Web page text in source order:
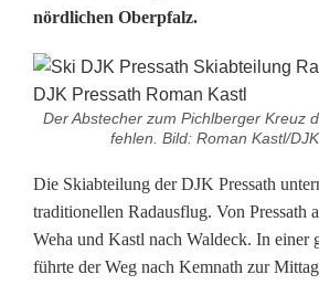
K
P
r
s
s
a
nördlichen Oberpfalz.
Der Abstecher zum Pichlberger Kreuz
fehlen. Bild: Roman Kastl/
Die Skiabteilung der DJK Pressath
traditionellen Radausflug. Von Pressath
Weha und Kastl nach Waldeck. In einer
führte der Weg nach Kemnath zur